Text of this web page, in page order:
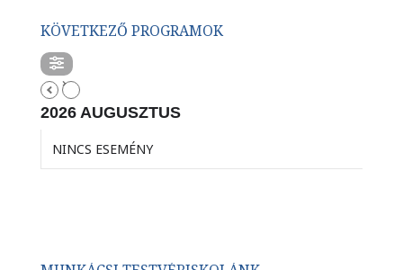
KÖVETKEZŐ PROGRAMOK
2026 AUGUSZTUS
NINCS ESEMÉNY